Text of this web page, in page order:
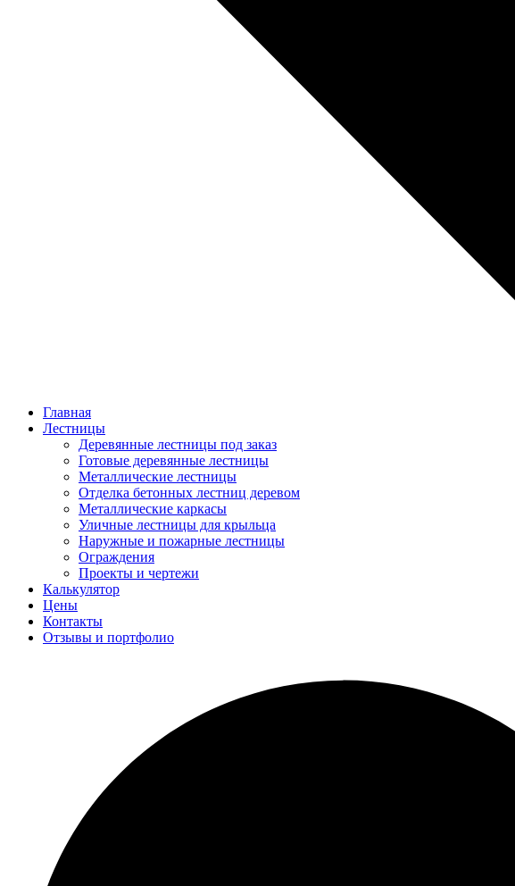
Главная
Лестницы
Деревянные лестницы под заказ
Готовые деревянные лестницы
Металлические лестницы
Отделка бетонных лестниц деревом
Металлические каркасы
Уличные лестницы для крыльца
Наружные и пожарные лестницы
Ограждения
Проекты и чертежи
Калькулятор
Цены
Контакты
Отзывы и портфолио